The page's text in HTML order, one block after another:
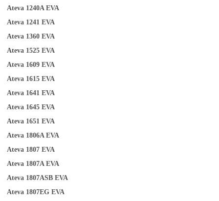
Ateva 1240A EVA
Ateva 1241 EVA
Ateva 1360 EVA
Ateva 1525 EVA
Ateva 1609 EVA
Ateva 1615 EVA
Ateva 1641 EVA
Ateva 1645 EVA
Ateva 1651 EVA
Ateva 1806A EVA
Ateva 1807 EVA
Ateva 1807A EVA
Ateva 1807ASB EVA
Ateva 1807EG EVA